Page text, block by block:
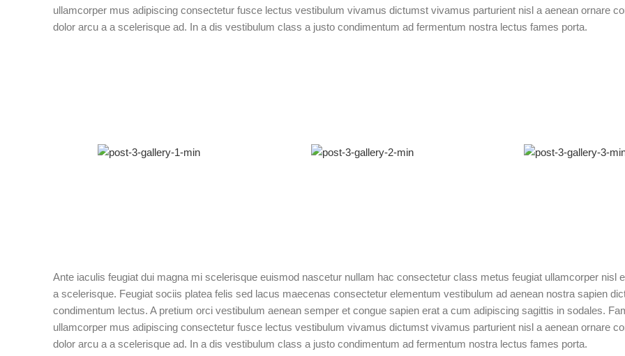
ullamcorper mus adipiscing consectetur fusce lectus vestibulum vivamus dictumst vivamus parturient nisl a aenean ornare
dolor arcu a a scelerisque ad. In a dis vestibulum class a justo condimentum ad fermentum nostra lectus fames porta.
Ante iaculis feugiat dui magna mi scelerisque euismod nascetur nullam hac consectetur class metus feugiat ullamcorper nisl
a scelerisque. Feugiat sociis platea felis sed lacus maecenas consectetur elementum vestibulum ad aenean nostra sapien
condimentum lectus. A pretium orci vestibulum aenean semper et congue sapien erat a cum adipiscing sagittis in sodales.
ullamcorper mus adipiscing consectetur fusce lectus vestibulum vivamus dictumst vivamus parturient nisl a aenean ornare
dolor arcu a a scelerisque ad. In a dis vestibulum class a justo condimentum ad fermentum nostra lectus fames porta.